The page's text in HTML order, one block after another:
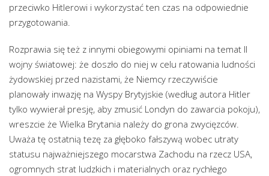
przeciwko Hitlerowi i wykorzystać ten czas na odpowiednie
przygotowania.
Rozprawia się też z innymi obiegowymi opiniami na temat II
wojny światowej: że doszło do niej w celu ratowania ludności
żydowskiej przed nazistami, że Niemcy rzeczywiście
planowały inwazję na Wyspy Brytyjskie (według autora Hitler
tylko wywierał presję, aby zmusić Londyn do zawarcia pokoju),
wreszcie że Wielka Brytania należy do grona zwycięzców.
Uważa tę ostatnią tezę za głęboko fałszywą wobec utraty
statusu najważniejszego mocarstwa Zachodu na rzecz USA,
ogromnych strat ludzkich i materialnych oraz rychłego